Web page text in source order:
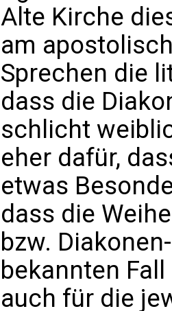
Alte Kirche
am
Sprechen die
dass die
schlicht
eher dafür,
etwas
dass die
bzw.
bekannten
auch für die